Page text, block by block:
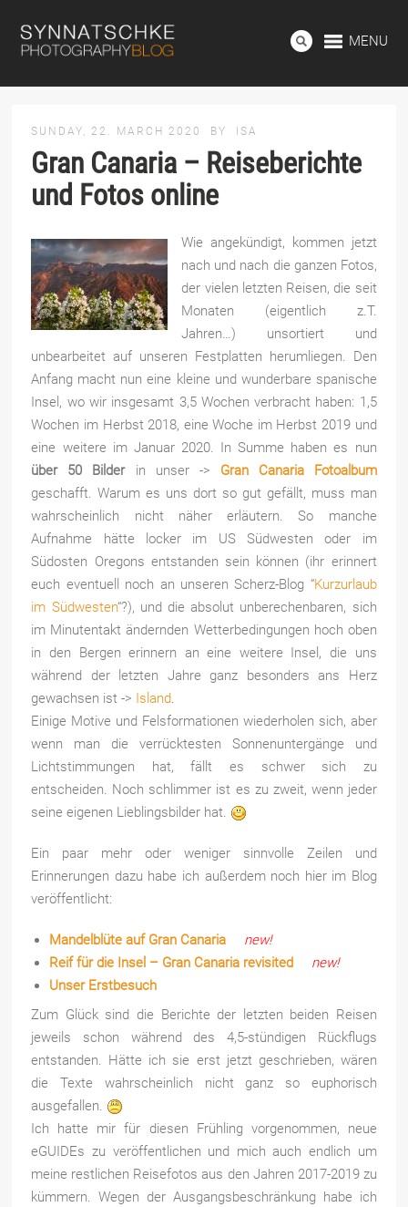
MENU
SUNDAY, 22. MARCH 2020 BY ISA
Gran Canaria – Reiseberichte
und Fotos online
Wie angekündigt, kommen jetzt
nach und nach die ganzen Fotos,
der vielen letzten Reisen, die seit
Monaten (eigentlich z.T.
Jahren…) unsortiert und
unbearbeitet auf unseren Festplatten herumliegen. Den
Anfang macht nun eine kleine und wunderbare spanische
Insel, wo wir insgesamt 3,5 Wochen verbracht haben: 1,5
Wochen im Herbst 2018, eine Woche im Herbst 2019 und
eine weitere im Januar 2020. In Summe haben es nun
über 50 Bilderin unser -> Gran Canaria Fotoalbum
geschafft. Warum es uns dort so gut gefällt, muss man
wahrscheinlich nicht näher erläutern. So manche
Aufnahme hätte locker im US Südwesten oder im
Südosten Oregons entstanden sein können (ihr erinnert
euch eventuell noch an unseren Scherz-Blog “Kurzurlaub
im Südwesten“?), und die absolut unberechenbaren, sich
im Minutentakt ändernden Wetterbedingungen hoch oben
in den Bergen erinnern an eine weitere Insel, die uns
während der letzten Jahre ganz besonders ans Herz
gewachsen ist -> Island.
Einige Motive und Felsformationen wiederholen sich, aber
wenn man die verrücktesten Sonnenuntergänge und
Lichtstimmungen hat, fällt es schwer sich zu
entscheiden. Noch schlimmer ist es zu zweit, wenn jeder
seine eigenen Lieblingsbilder hat.
Ein paar mehr oder weniger sinnvolle Zeilen und
Erinnerungen dazu habe ich außerdem noch hier im Blog
veröffentlicht:
Mandelblüte auf Gran Canaria
new!
Reif für die Insel – Gran Canaria revisited
new!
Unser Erstbesuch
Zum Glück sind die Berichte der letzten beiden Reisen
jeweils schon während des 4,5-stündigen Rückflugs
entstanden. Hätte ich sie erst jetzt geschrieben, wären
die Texte wahrscheinlich nicht ganz so euphorisch
ausgefallen.
Ich hatte mir für diesen Frühling vorgenommen, neue
eGUIDEs zu veröffentlichen und mich auch endlich um
meine restlichen Reisefotos aus den Jahren 2017-2019 zu
kümmern. Wegen der Ausgangsbeschränkung habe ich